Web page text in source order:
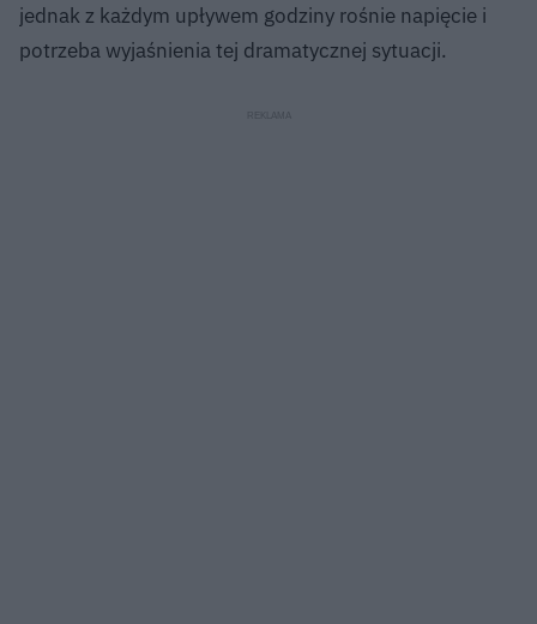
jednak z każdym upływem godziny rośnie napięcie i
potrzeba wyjaśnienia tej dramatycznej sytuacji.